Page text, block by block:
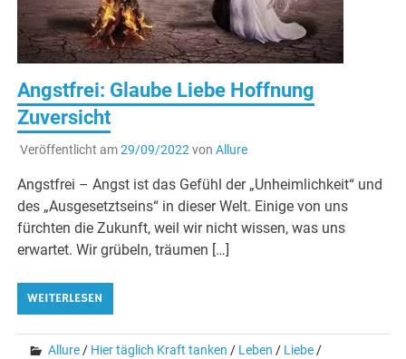
Angstfrei: Glaube Liebe Hoffnung
Zuversicht
Veröffentlicht am29/09/2022 von Allure
Angstfrei – Angst ist das Gefühl der „Unheimlichkeit“ und
des „Ausgesetztseins“ in dieser Welt. Einige von uns
fürchten die Zukunft, weil wir nicht wissen, was uns
erwartet. Wir grübeln, träumen […]
WEITERLESEN
Allure / Hier täglich Kraft tanken / Leben / Liebe /